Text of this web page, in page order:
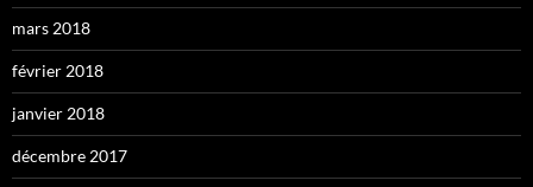
mars 2018
février 2018
janvier 2018
décembre 2017